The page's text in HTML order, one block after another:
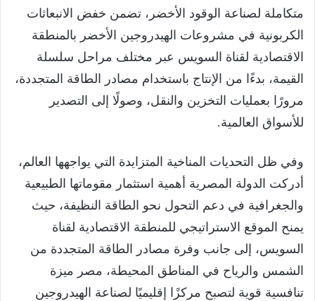
متكاملة لصناعة الوقود الأخضر، تضمن خفض الانبعاثات
الكربونية في مشروعات الهيدروجين الأخضر بالمنطقة
الاقتصادية لقناة السويس عبر مختلف مراحل سلسلة
القيمة، بدءًا من الإنتاج باستخدام مصادر الطاقة المتجددة،
مرورًا بعمليات التخزين والنقل، وصولًا إلى التصدير
للأسواق العالمية.
وفي ظل التحديات المناخية المتزايدة التي يواجهها العالم،
أدركت الدولة المصرية أهمية استثمار مقوماتها الطبيعية
والجغرافية في دعم التحول نحو الطاقة النظيفة، حيث
يمنح الموقع الاستراتيجي للمنطقة الاقتصادية لقناة
السويس، إلى جانب وفرة مصادر الطاقة المتجددة من
الشمس والرياح في المناطق المحيطة، مصر ميزة
تنافسية قوية لتصبح مركزًا إقليميًا لصناعة الهيدروجين